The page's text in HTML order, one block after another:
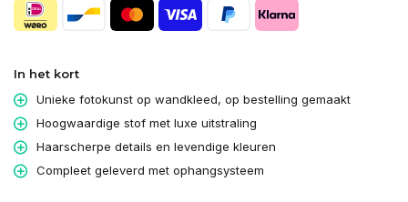
In het kort
Unieke fotokunst op wandkleed, op bestelling gemaakt
Hoogwaardige stof met luxe uitstraling
Haarscherpe details en levendige kleuren
Compleet geleverd met ophangsysteem